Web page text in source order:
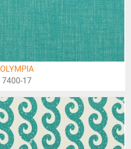
OLYMPIA
7400-17